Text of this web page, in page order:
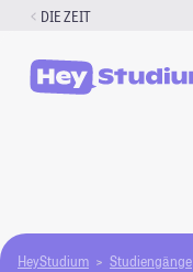
Zum
springen
DIE ZEIT
HeyStudium Studiengänge